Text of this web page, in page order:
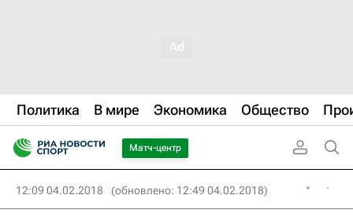
Политика В мире Экономика Общество
Матч-центр
12:09 04.02.2018 (обновлено: 12:49 04.02.2018)